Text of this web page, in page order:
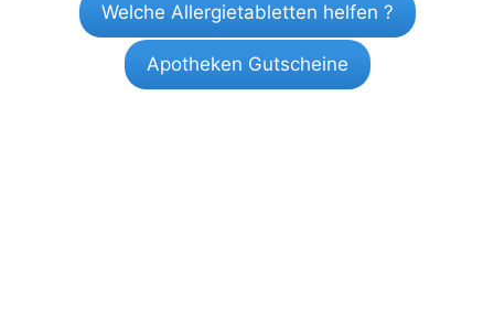
Welche Allergietabletten helfen ?
Apotheken Gutscheine